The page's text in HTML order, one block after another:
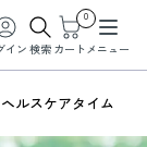
イン 検索
0
カート メニュー
ヘルスケアタイム